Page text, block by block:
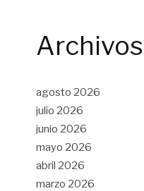
Archivos
agosto 2026
julio 2026
junio 2026
mayo 2026
abril 2026
marzo 2026